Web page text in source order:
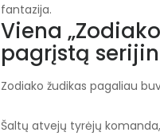
fantazija.
Viena
pagrįstą
Zodiako žudikas pagaliau
Šaltų atvejų tyrėjų